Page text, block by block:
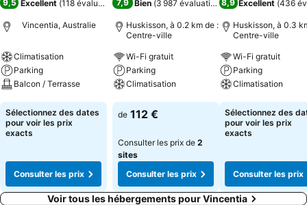
9,5 Excellent (118 évaluations)
Vincentia, Australie
Climatisation
Parking
Balcon / Terrasse
Consulter les prix
Sélectionnez des dates
pour voir les prix
exacts
Consulter les prix
7,9 Bien (3 987 évaluations)
Huskisson, à 0.2 km de :
Centre-ville
Wi-Fi gratuit
Parking
Climatisation
Consulter les prix
de 112 €
Consulter les prix de 2
sites
Consulter les prix
8,9 Excellent (436
Huskisson, à 0.3
Centre-ville
Wi-Fi gratuit
Parking
Climatisation
Consulter les
Sélectionnez des
pour voir les prix
exacts
Consulter les prix
Voir tous les hébergements pour Vincentia